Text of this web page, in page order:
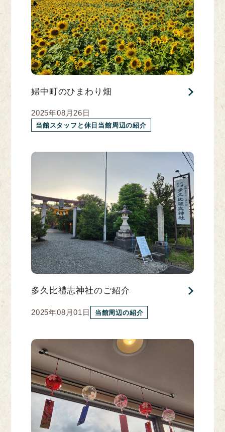
婦中町のひまわり畑
2025年08月26日
当館スタッフと休日当館周辺の紹介
多久比禮志神社のご紹介
2025年08月01日 当館周辺の紹介